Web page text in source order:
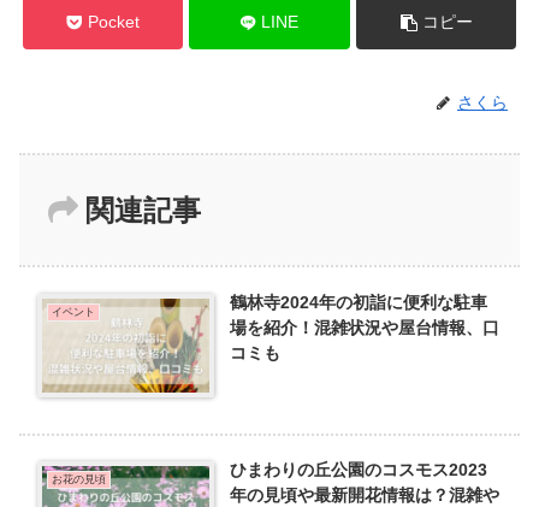
Pocket LINE コピー
さくら
関連記事
イベント
鶴林寺2024年の初詣に便利な駐車
場を紹介！混雑状況や屋台情報、口
コミも
お花の見頃
ひまわりの丘公園のコスモス2023
年の見頃や最新開花情報は？混雑や